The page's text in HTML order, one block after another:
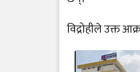
विद्रोहीले उक्त